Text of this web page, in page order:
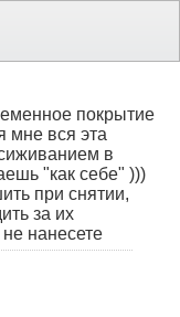
покрытие
мне вся эта
в
"как себе" )))
при снятии,
за их
нанесете